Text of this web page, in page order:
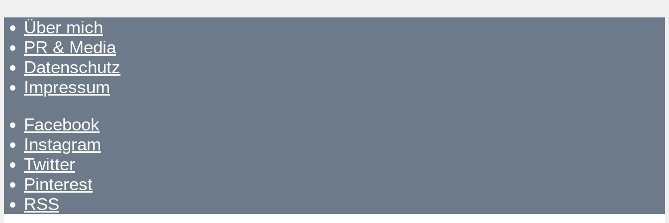
Über mich
PR & Media
Datenschutz
Impressum
Facebook
Instagram
Twitter
Pinterest
RSS